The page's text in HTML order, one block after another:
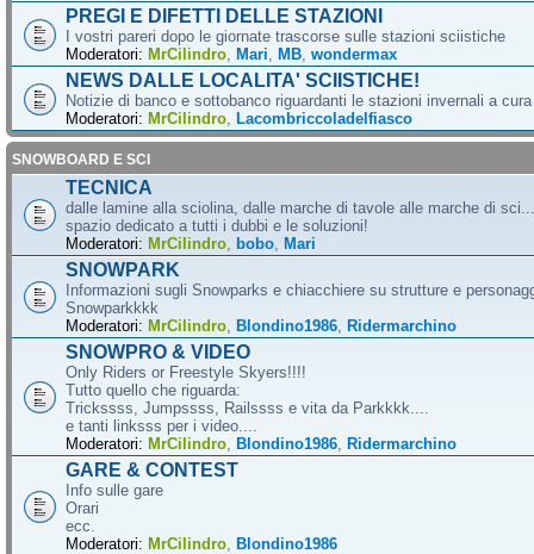
PREGI E DIFETTI DELLE STAZIONI
I vostri pareri dopo le giornate trascorse sulle stazioni sciistiche
Moderatori: MrCilindro Mari MB wondermax
NEWS DALLE LOCALITA' SCIISTICHE!
Notizie di banco e sottobanco riguardanti le stazioni invernali a
Moderatori: MrCilindro Lacombriccoladelfiasco
SNOWBOARD E SCI
TECNICA
dalle lamine alla sciolina, dalle marche di tavole alle marche di
spazio dedicato a tutti i dubbi e le soluzioni!
Moderatori: MrCilindro bobo Mari
SNOWPARK
Informazioni sugli Snowparks e chiacchiere su strutture e
Snowparkkkk
Moderatori: MrCilindro Blondino1986 Ridermarchino
SNOWPRO & VIDEO
Only Riders or Freestyle Skyers!!!!
Tutto quello che riguarda:
Trickssss, Jumpssss, Railssss e vita da Parkkkk....
e tanti linksss per i video....
Moderatori: MrCilindro Blondino1986 Ridermarchino
GARE & CONTEST
Info sulle gare
Orari
ecc.
Moderatori: MrCilindro Blondino1986